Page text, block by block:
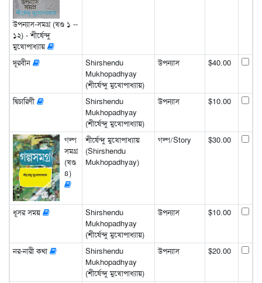
উপন্যাস-সমগ্র (খণ্ড ১ --
১২) - শীর্ষেন্দু
মুখোপাধ্যায়
দূরবীন
Shirshendu
Mukhopadhyay
(শীর্ষেন্দু মুখোপাধ্যায়)
উপন্যাস $40.00
দ্বিচারিণী
Shirshendu
Mukhopadhyay
(শীর্ষেন্দু মুখোপাধ্যায়)
উপন্যাস $10.00
গল্প
সমগ্র
(খণ্ড
৪)
শীর্ষেন্দু মুখোপাধ্যায়
(Shirshendu
Mukhopadhyay)
গল্প/Story $30.00
ধূসর সময়
Shirshendu
Mukhopadhyay
(শীর্ষেন্দু মুখোপাধ্যায়)
উপন্যাস $10.00
নর-নারী কথা
Shirshendu
Mukhopadhyay
(শীর্ষেন্দু মুখোপাধ্যায়)
উপন্যাস $20.00